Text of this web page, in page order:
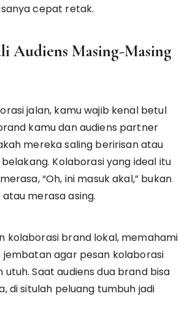
cepat retak.
Audiens Masing-Masing
jalan, kamu wajib kenal betul
kamu dan audiens partner
mereka saling beririsan atau
Kolaborasi yang ideal itu
“Oh, ini masuk akal,” bukan
merasa asing.
kolaborasi brand lokal, memahami
jembatan agar pesan kolaborasi
utuh. Saat audiens dua brand bisa
di situlah peluang tumbuh jadi